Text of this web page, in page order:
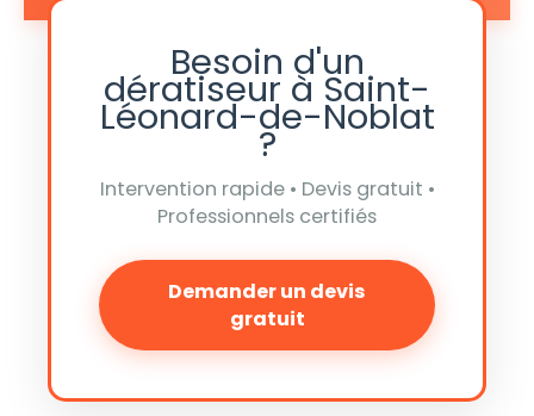
Besoin d'un
dératiseur à Saint-
Léonard-de-Noblat
?
Intervention rapide • Devis gratuit •
Professionnels certifiés
Demander un devis
gratuit